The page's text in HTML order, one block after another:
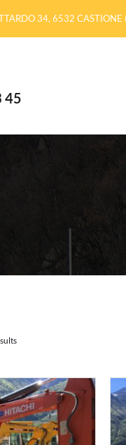
34, 6532 CASTIONE
45